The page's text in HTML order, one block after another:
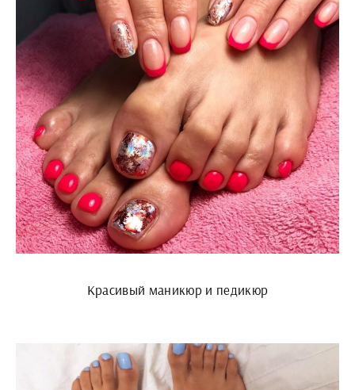
Красивый маникюр и педикюр